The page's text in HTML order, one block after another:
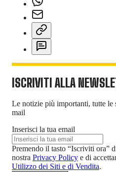
ISCRIVITI ALLA
Le notizie più importanti, tutte le
mail
Inserisci la tua email
Premendo il tasto “Iscriviti ora”
nostra Privacy Policy e di
Utilizzo dei Siti e di Vendita.